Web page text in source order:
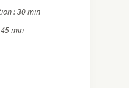
: 30 min
min